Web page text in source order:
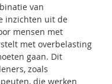
van
inzichten uit de
mensen met
met overbelasting
gaan. Dit
zoals
die werken